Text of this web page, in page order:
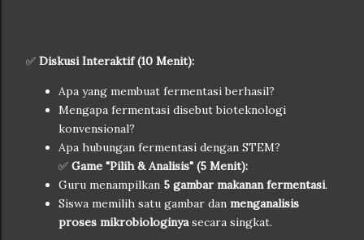
✅ Diskusi Interaktif (10 Menit):
Apa yang membuat fermentasi berhasil?
Mengapa fermentasi disebut bioteknologi
konvensional?
Apa hubungan fermentasi dengan STEM?
✅ Game "Pilih & Analisis" (5 Menit):
Guru menampilkan 5 gambar makanan fermentasi.
Siswa memilih satu gambar dan menganalisis
proses mikrobiologinyasecara singkat.